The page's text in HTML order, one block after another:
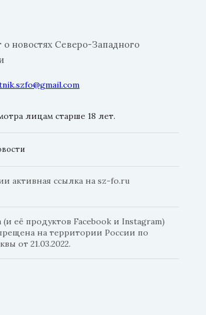
новостях Северо-Западного
лицам старше 18 лет.
активная ссылка на sz-fo.ru
её продуктов Facebook и Instagram)
на территории России по
от 21.03.2022.